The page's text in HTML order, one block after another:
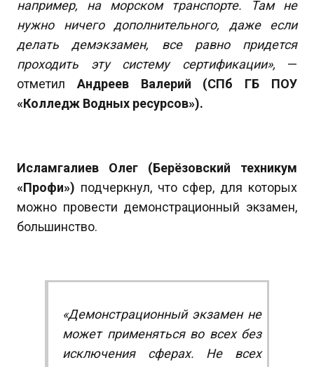
например, на морском транспорте. Там не
нужно ничего дополнительного, даже если
делать демэкзамен, все равно придется
проходить эту систему сертификации», —
отметил Андреев Валерий (СПб ГБ ПОУ
«Колледж Водных ресурсов»).
Исламгалиев Олег (Берёзовский техникум
«Профи») подчеркнул, что сфер, для которых
можно провести демонстрационный экзамен,
большинство.
«Демонстрационный экзамен не
может применяться во всех без
исключения сферах. Не всех